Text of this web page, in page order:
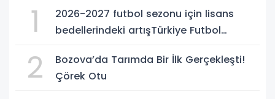
1
2026-2027 futbol sezonu için lisans
bedellerindeki artışTürkiye Futbol
2
Bozova’da Tarımda Bir İlk Gerçekleşti!
Çörek Otu